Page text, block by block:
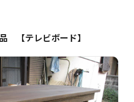
【テレビボード】